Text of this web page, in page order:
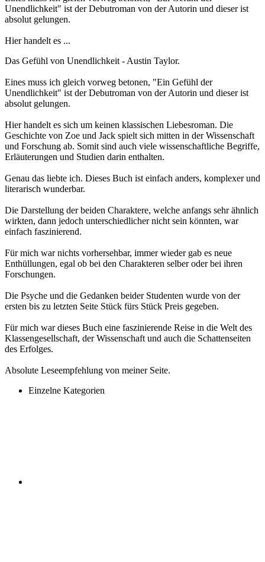
Unendlichkeit" ist der Debutroman von der Autorin und dieser ist
absolut gelungen.
Hier handelt es ...
Das Gefühl von Unendlichkeit - Austin Taylor.
Eines muss ich gleich vorweg betonen, "Ein Gefühl der
Unendlichkeit" ist der Debutroman von der Autorin und dieser ist
absolut gelungen.
Hier handelt es sich um keinen klassischen Liebesroman. Die
Geschichte von Zoe und Jack spielt sich mitten in der Wissenschaft
und Forschung ab. Somit sind auch viele wissenschaftliche Begriffe,
Erläuterungen und Studien darin enthalten.
Genau das liebte ich. Dieses Buch ist einfach anders, komplexer und
literarisch wunderbar.
Die Darstellung der beiden Charaktere, welche anfangs sehr ähnlich
wirkten, dann jedoch unterschiedlicher nicht sein könnten, war
einfach faszinierend.
Für mich war nichts vorhersehbar, immer wieder gab es neue
Enthüllungen, egal ob bei den Charakteren selber oder bei ihren
Forschungen.
Die Psyche und die Gedanken beider Studenten wurde von der
ersten bis zu letzten Seite Stück fürs Stück Preis gegeben.
Für mich war dieses Buch eine faszinierende Reise in die Welt des
Klassengesellschaft, der Wissenschaft und auch die Schattenseiten
des Erfolges.
Absolute Leseempfehlung von meiner Seite.
Einzelne Kategorien